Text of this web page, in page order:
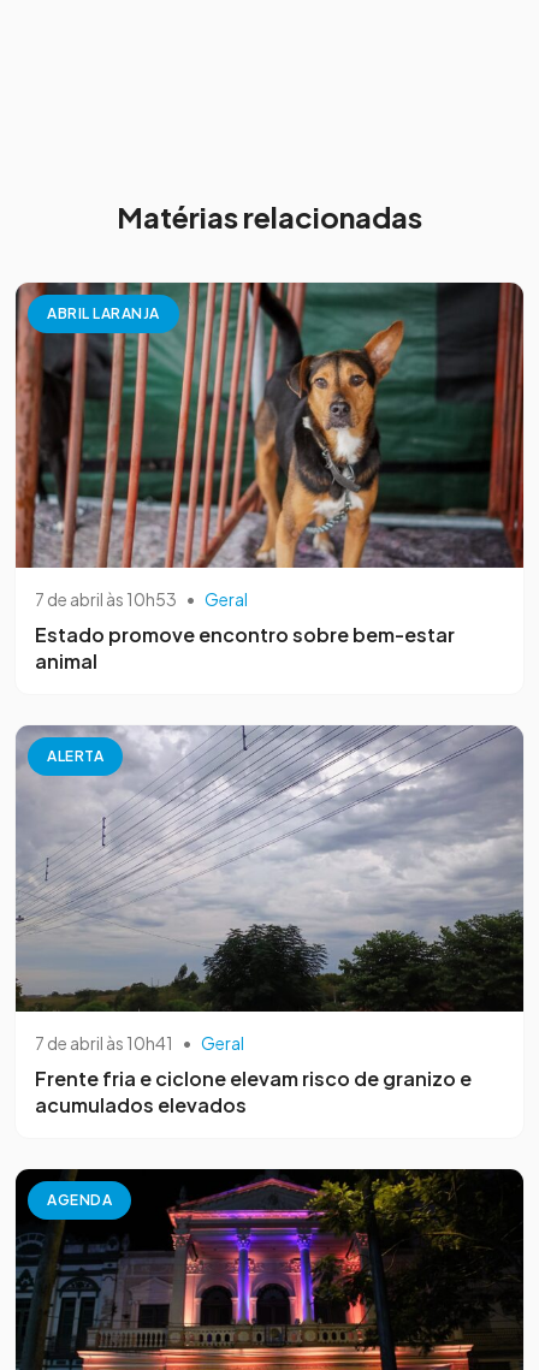
Matérias relacionadas
ABRIL LARANJA
7 de abril às 10h53 • Geral
Estado promove encontro sobre bem-estar
animal
ALERTA
7 de abril às 10h41 • Geral
Frente fria e ciclone elevam risco de granizo e
acumulados elevados
AGENDA